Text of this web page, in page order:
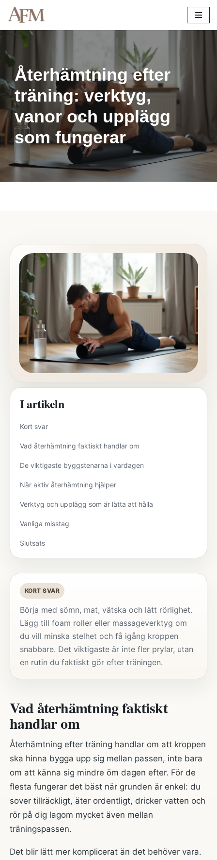
Återhämtning efter
träning: verktyg,
vanor och upplägg
som fungerar
I artikeln
Kort svar
Vad återhämtning faktiskt handlar om
De viktigaste byggstenarna i vardagen
När aktiv återhämtning hjälper
Verktyg och upplägg som är lätta att hålla
Vanliga misstag
Slutsats
KORT SVAR
Börja med sömn, mat, vätska och lätt rörlighet.
Lägg till foam roller eller massageverktyg om
du vill minska stelhet och få igång kroppen
snabbare. Det viktigaste är inte fler prylar, utan
en rutin du faktiskt gör efter träningen.
Vad återhämtning faktiskt
handlar om
Återhämtning efter träning handlar om att kroppen
ska hinna bygga upp sig mellan passen, inte bara
om att känna sig mindre öm dagen efter. För de
flesta fungerar det bäst när grunden är enkel: du
sover tillräckligt, äter ordentligt, dricker vatten och
rör på dig lagom mycket även mellan
träningspassen.
Det blir lätt mer komplicerat än det behöver vara.